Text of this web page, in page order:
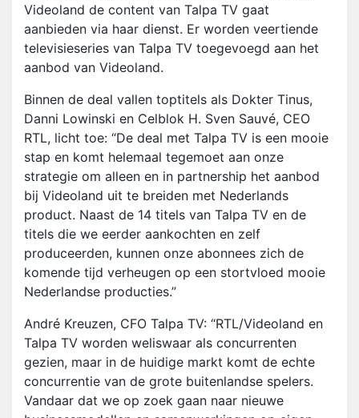
Videoland de content van Talpa TV gaat
aanbieden via haar dienst. Er worden veertiende
televisieseries van Talpa TV toegevoegd aan het
aanbod van Videoland.
Binnen de deal vallen toptitels als Dokter Tinus,
Danni Lowinski en Celblok H. Sven Sauvé, CEO
RTL, licht toe: “De deal met Talpa TV is een mooie
stap en komt helemaal tegemoet aan onze
strategie om alleen en in partnership het aanbod
bij Videoland uit te breiden met Nederlands
product. Naast de 14 titels van Talpa TV en de
titels die we eerder aankochten en zelf
produceerden, kunnen onze abonnees zich de
komende tijd verheugen op een stortvloed mooie
Nederlandse producties.”
André Kreuzen, CFO Talpa TV: “RTL/Videoland en
Talpa TV worden weliswaar als concurrenten
gezien, maar in de huidige markt komt de echte
concurrentie van de grote buitenlandse spelers.
Vandaar dat we op zoek gaan naar nieuwe